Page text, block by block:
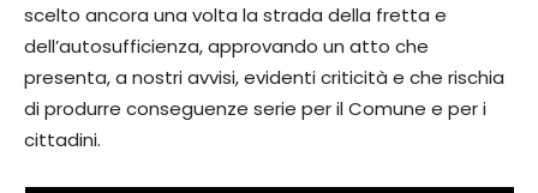
scelto ancora una volta la strada della fretta e
dell’autosufficienza, approvando un atto che
presenta, a nostri avvisi, evidenti criticità e che rischia
di produrre conseguenze serie per il Comune e per i
cittadini.